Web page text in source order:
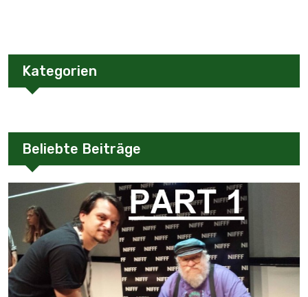
Kategorien
Beliebte Beiträge